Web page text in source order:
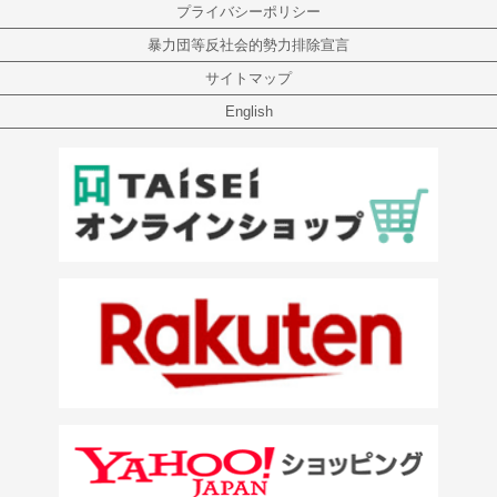
プライバシーポリシー
暴力団等反社会的勢力排除宣言
サイトマップ
English